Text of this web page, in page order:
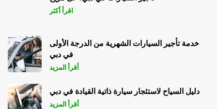
اقرأ أكثر
خدمة تأجير السيارات الشهرية من الدرجة الأولى
في دبي
أقرأ المزيد
دليل السياح لاستئجار سيارة ذاتية القيادة في دبي
أقرأ المزيد